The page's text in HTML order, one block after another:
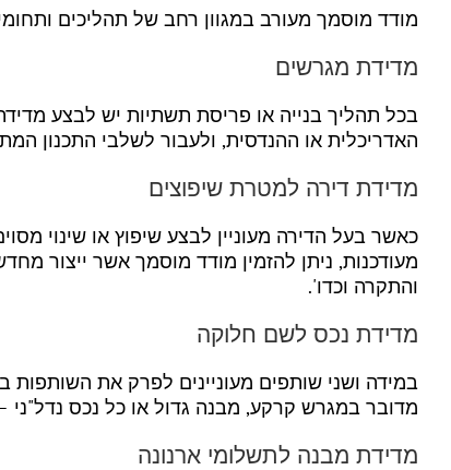
מודד מוסמך מעורב במגוון רחב של תהליכים
מדידת מגרשים
בכל תהליך בנייה או פריסת תשתיות יש לבצע
האדריכלית או ההנדסית, ולעבור לשלבי התכנון
מדידת דירה למטרת שיפוצים
כאשר בעל הדירה מעוניין לבצע שיפוץ או שינוי
מעודכנות, ניתן להזמין מודד מוסמך אשר ייצור
והתקרה וכדו'.
מדידת נכס לשם חלוקה
במידה ושני שותפים מעוניינים לפרק את השותפות
מדובר במגרש קרקע, מבנה גדול או כל נכס
מדידת מבנה לתשלומי ארנונה